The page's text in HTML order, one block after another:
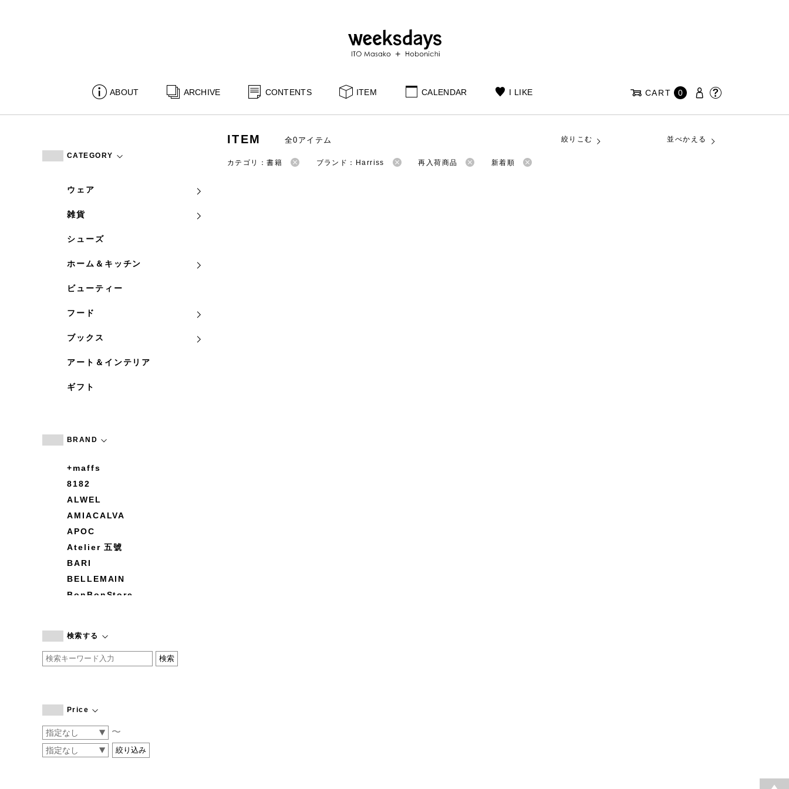
ABOUT ARCHIVE CONTENTS ITEM CALENDAR I LIKE CART 0
CATEGORY
ウェア
雑貨
シューズ
ホーム＆キッチン
ビューティー
フード
ブックス
アート＆インテリア
ギフト
BRAND
+maffs
8182
ALWEL
AMIACALVA
APOC
Atelier 五號
BARI
BELLEMAIN
BonBonStore
by basics
CATWORTH
COGTHEBIGSMOKE
CONVERSE
DEAN & DELUCA
検索する
Price
〜
ITEM 全0アイテム 絞りこむ 並べかえる
カテゴリ：書籍 ブランド：Harriss 再入荷商品 新着順